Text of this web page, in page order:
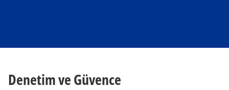
Denetim ve Güvence